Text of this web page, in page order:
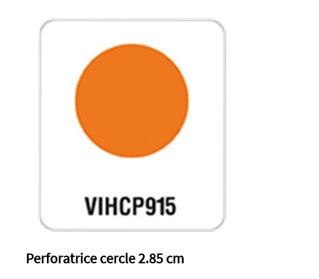
Perforatrice cercle 2.85 cm